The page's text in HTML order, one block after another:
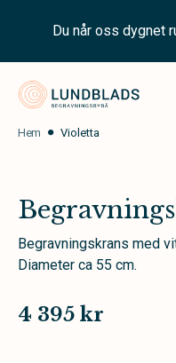
Du når oss dygnet
Hem Violetta
Begravningskrans med
Diameter ca 55 cm.
4 395 kr